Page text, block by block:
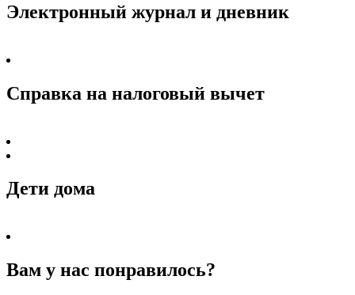
Электронный журнал и дневник
Справка на налоговый вычет
Дети дома
Вам у нас понравилось?